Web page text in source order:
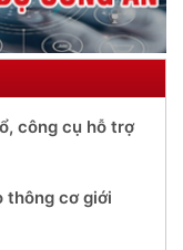
công cụ hỗ trợ
thông cơ giới